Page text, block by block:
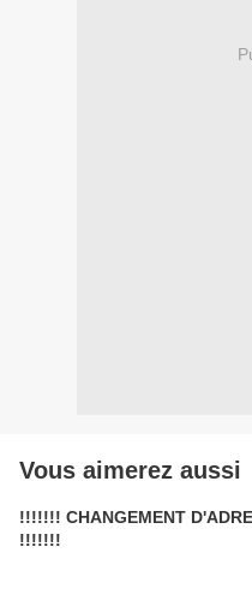
Vous aimerez aussi
!!!!!!! CHANGEMENT
!!!!!!!